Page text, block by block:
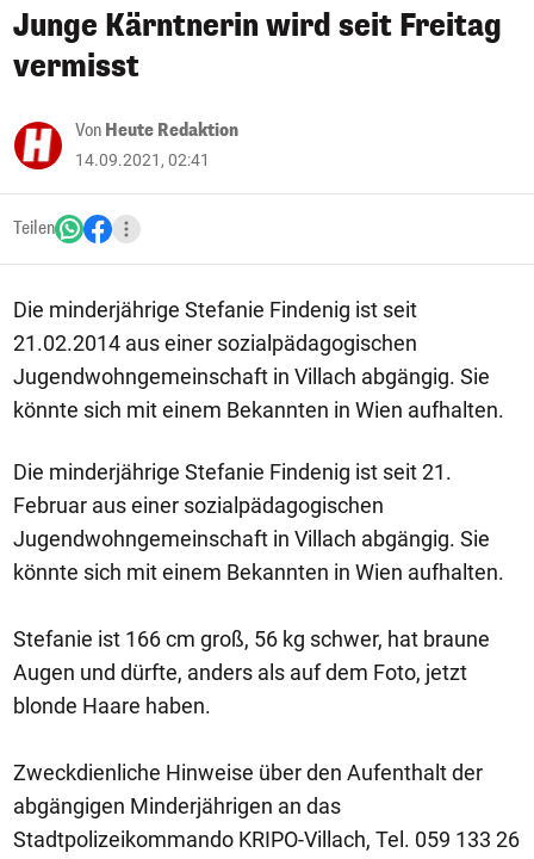
Junge Kärntnerin wird seit Freitag
vermisst
Von Heute Redaktion
14.09.2021, 02:41
Teilen
Die minderjährige Stefanie Findenig ist seit
21.02.2014 aus einer sozialpädagogischen
Jugendwohngemeinschaft in Villach abgängig. Sie
könnte sich mit einem Bekannten in Wien aufhalten.
Die minderjährige Stefanie Findenig ist seit 21.
Februar aus einer sozialpädagogischen
Jugendwohngemeinschaft in Villach abgängig. Sie
könnte sich mit einem Bekannten in Wien aufhalten.
Stefanie ist 166 cm groß, 56 kg schwer, hat braune
Augen und dürfte, anders als auf dem Foto, jetzt
blonde Haare haben.
Zweckdienliche Hinweise über den Aufenthalt der
abgängigen Minderjährigen an das
Stadtpolizeikommando KRIPO-Villach, Tel. 059 133 26